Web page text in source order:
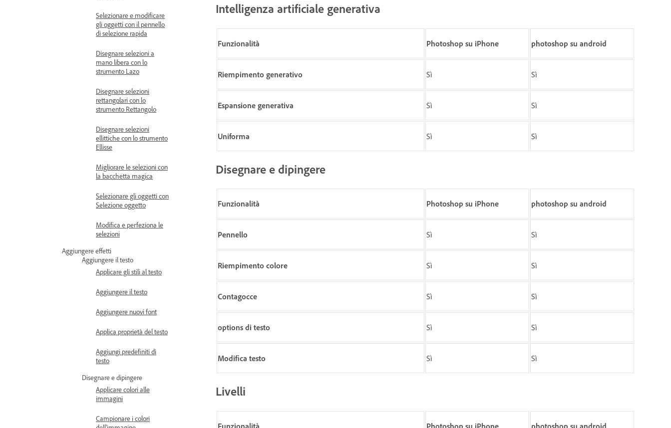
Selezionare e modificare
gli oggetti con il pennello
di selezione rapida
Disegnare selezioni a
mano libera con lo
strumento Lazo
Disegnare selezioni
rettangolari con lo
strumento Rettangolo
Disegnare selezioni
ellittiche con lo strumento
Ellisse
Migliorare le selezioni con
la bacchetta magica
Selezionare gli oggetti con
Selezione oggetto
Modifica e perfeziona le
selezioni
Aggiungere effetti
Aggiungere il testo
Applicare gli stili al testo
Aggiungere il testo
Aggiungere nuovi font
Applica proprietà del testo
Aggiungi predefiniti di
testo
Disegnare e dipingere
Applicare colori alle
immagini
Campionare i colori
Intelligenza artificiale generativa
Funzionalità Photoshop su iPhone photoshop su android
Riempimento generativo Sì Sì
Espansione generativa Sì Sì
Uniforma Sì Sì
Disegnare e dipingere
Funzionalità Photoshop su iPhone photoshop su android
Pennello Sì Sì
Riempimento colore Sì Sì
Contagocce Sì Sì
options di testo Sì Sì
Modifica testo Sì Sì
Livelli